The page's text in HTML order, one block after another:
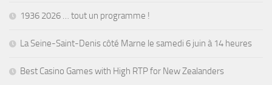
1936 2026 … tout un programme !
La Seine-Saint-Denis côté Marne le samedi 6 juin à 14 heures
Best Casino Games with High RTP for New Zealanders